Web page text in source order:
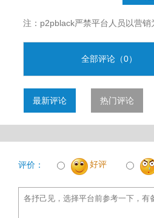
注：p2pblack严禁平台人员以营
全部评论（0）
最新评论 热门评论
评价： 好评